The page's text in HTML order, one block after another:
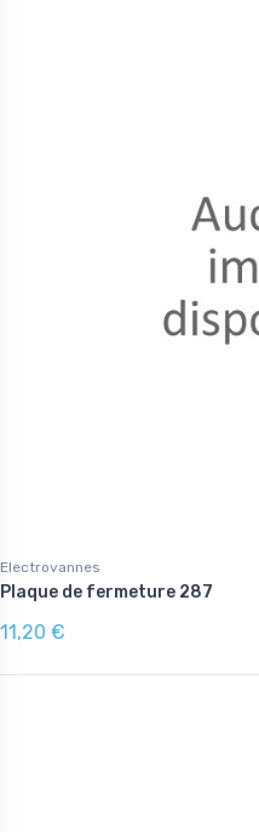
Electrovannes
Plaque de fermeture 287
11,20 €